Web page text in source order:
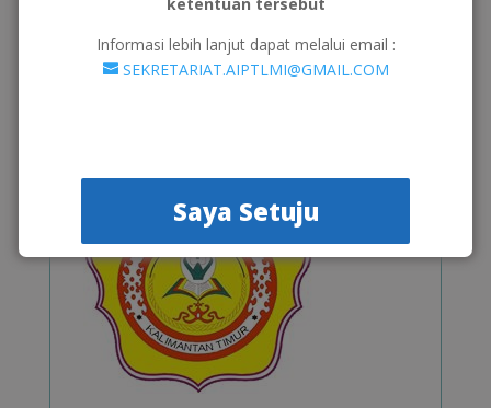
Kunjungi >>
Informasi lebih lanjut dapat melalui email :
SEKRETARIAT.AIPTLMI@GMAIL.COM
Saya Setuju